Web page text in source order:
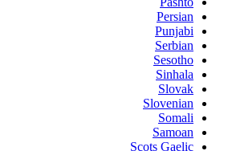
Persian
Punjabi
Serbian
Sesotho
Sinhala
Slovak
Slovenian
Somali
Samoan
Scots Gaelic